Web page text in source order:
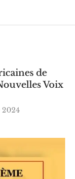
de
Voix
2024